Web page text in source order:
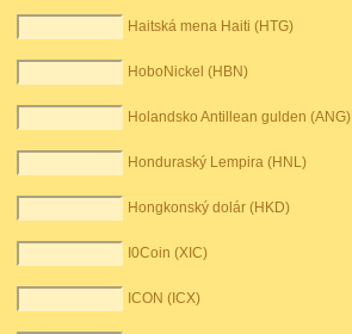
Haitská mena Haiti (HTG)
HoboNickel (HBN)
Holandsko Antillean gulden (ANG)
Honduraský Lempira (HNL)
Hongkonský dolár (HKD)
I0Coin (XIC)
ICON (ICX)